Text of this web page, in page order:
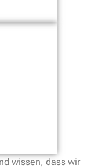
wissen, dass wir